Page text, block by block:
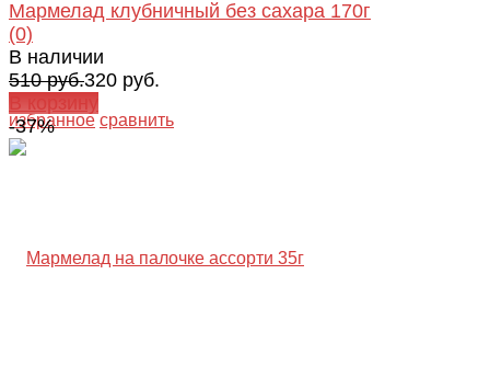
избранное сравнить
Мармелад клубничный без сахара 170г
(0)
В наличии
510 руб.320 руб.
В корзину
-37%